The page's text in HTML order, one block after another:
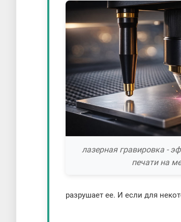
лазерная гравировка -
печати на
разрушает ее. И если для